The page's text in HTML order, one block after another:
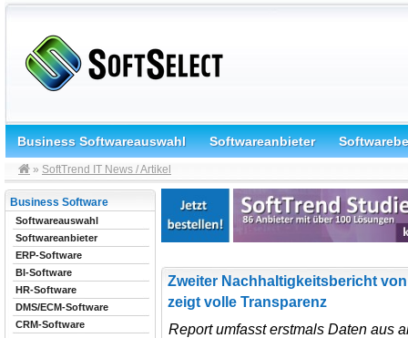
Business Softwareauswahl Softwareanbieter
» SoftTrend IT News / Artikel
Zweiter Nachhaltigkeitsbericht
zeigt volle Transparenz
Report umfasst erstmals Daten aus
Business Software
Softwareauswahl
Softwareanbieter
ERP-Software
BI-Software
HR-Software
DMS/ECM-Software
CRM-Software